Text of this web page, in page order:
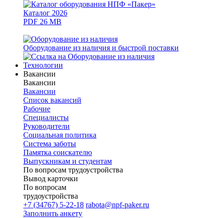
Каталог 2026
PDF 26 MB
Оборудование из наличия и быстрой поставки
Технологии
Вакансии
Вакансии
Вакансии
Список вакансий
Рабочие
Специалисты
Руководители
Cоциальная политика
Система заботы
Памятка соискателю
Выпускникам и студентам
По вопросам трудоустройства
Вывод карточки
По вопросам
трудоустройства
+7 (34767) 5-22-18 rabota@npf-paker.ru
Заполнить анкету